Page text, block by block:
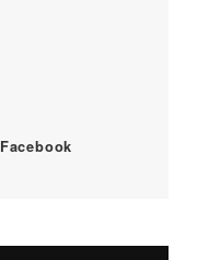
Facebook